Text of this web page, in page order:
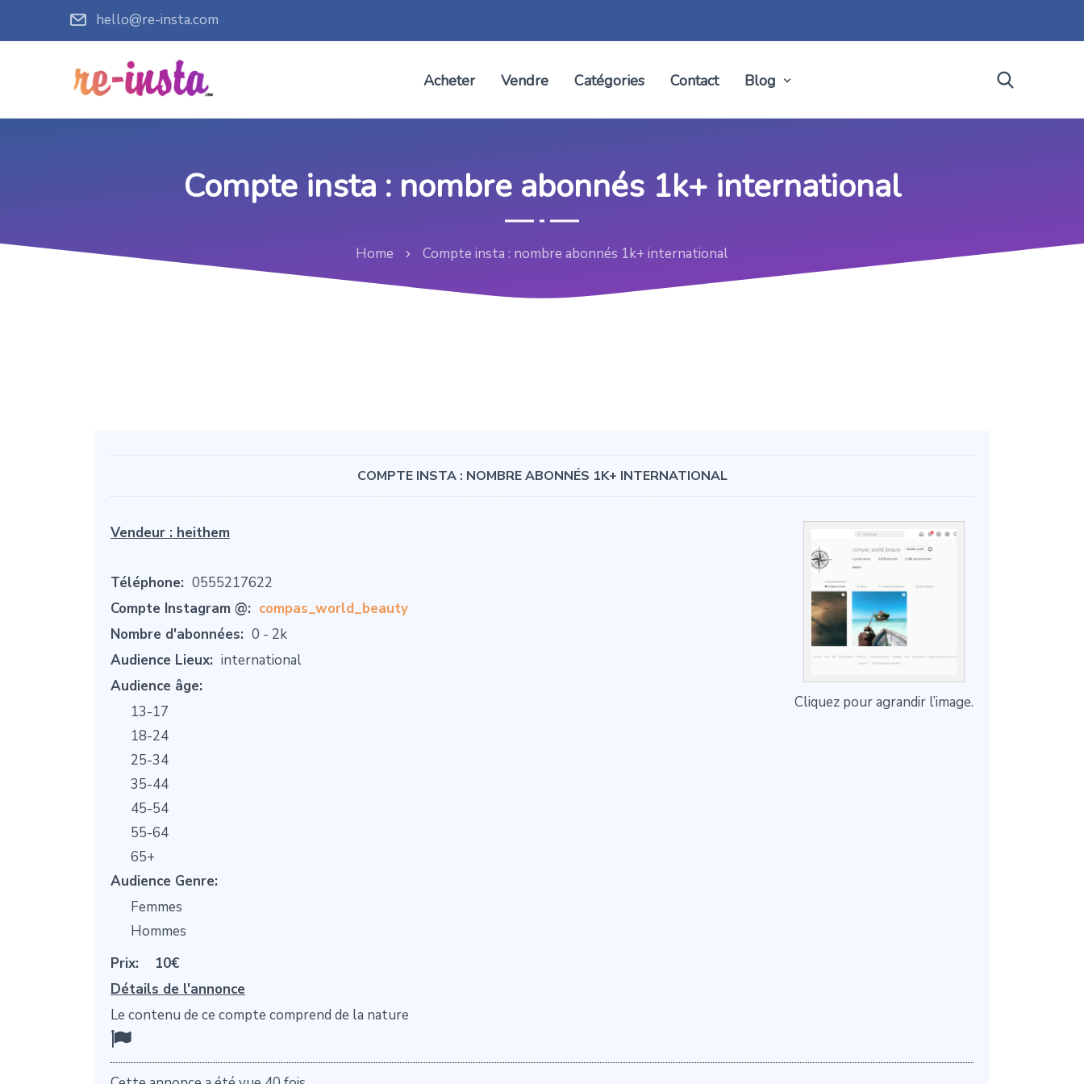
hello@re-insta.com
Acheter Vendre Catégories Contact Blog
Compte insta : nombre abonnés 1k+ international
Home Compte insta : nombre abonnés 1k+ international
COMPTE INSTA : NOMBRE ABONNÉS 1K+ INTERNATIONAL
Cliquez pour agrandir l’image.
Vendeur : heithem
Téléphone: 0555217622
Compte Instagram @: compas_world_beauty
Nombre d'abonnées: 0 - 2k
Audience Lieux: international
Audience âge:
13-17
18-24
25-34
35-44
45-54
55-64
65+
Audience Genre:
Femmes
Hommes
Prix:
10€
Détails de l'annonce
Le contenu de ce compte comprend de la nature